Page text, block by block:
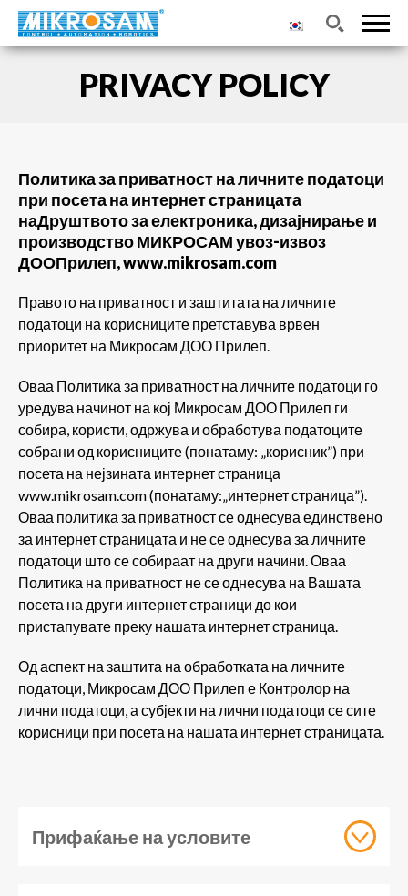
PRIVACY POLICY
Политика за приватност на личните податоци
при посета на интернет страницата
наДруштвото за електроника, дизајнирање и
производство МИКРОСАМ увоз-извоз
ДООПрилеп, www.mikrosam.com
Правото на приватност и заштитата на личните
податоци на корисниците претставува врвен
приоритет на Микросам ДОО Прилеп.
Оваа Политика за приватност на личните податоци го
уредува начинот на кој Микросам ДОО Прилеп ги
собира, користи, одржува и обработува податоците
собрани од корисниците (понатаму: „корисник”) при
посета на нејзината интернет страница
www.mikrosam.com (понатаму:„интернет страница”).
Оваа политика за приватност се однесува единствено
за интернет страницата и не се однесува за личните
податоци што се собираат на други начини. Оваа
Политика на приватност не се однесува на Вашата
посета на други интернет страници до кои
пристапувате преку нашата интернет страница.
Од аспект на заштита на обработката на личните
податоци, Микросам ДОО Прилеп е Контролор на
лични податоци, а субјекти на лични податоци се сите
корисници при посета на нашата интернет страницата.
Прифаќање на условите